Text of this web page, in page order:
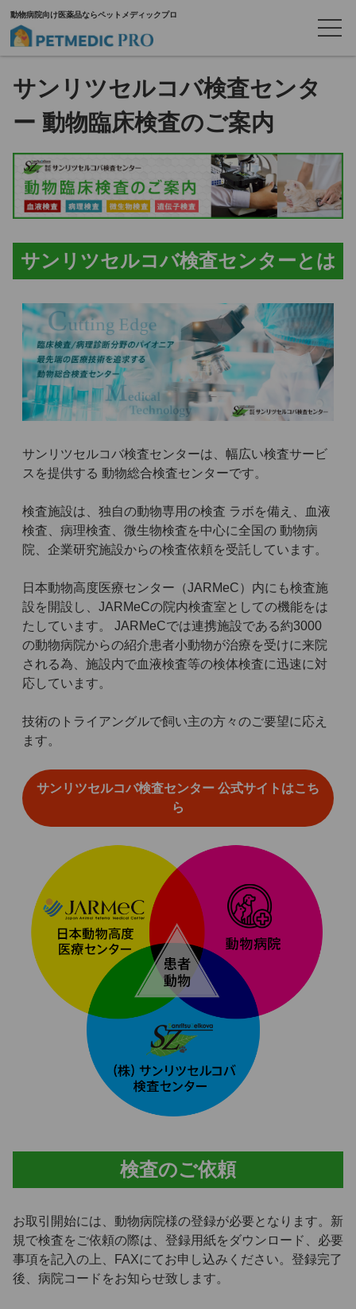
動物病院向け医薬品ならペットメディックプロ
サンリツセルコバ検査センタ
ー 動物臨床検査のご案内
サンリツセルコバ検査センターとは
サンリツセルコバ検査センターは、幅広い検査サービ
スを提供する 動物総合検査センターです。
検査施設は、独自の動物専用の検査 ラボを備え、血液
検査、病理検査、微生物検査を中心に全国の 動物病
院、企業研究施設からの検査依頼を受託しています。
日本動物高度医療センター（JARMeC）内にも検査施
設を開設し、JARMeCの院内検査室としての機能をは
たしています。 JARMeCでは連携施設である約3000
の動物病院からの紹介患者小動物が治療を受けに来院
される為、施設内で血液検査等の検体検査に迅速に対
応しています。
技術のトライアングルで飼い主の方々のご要望に応え
ます。
サンリツセルコバ検査センター 公式サイトはこち
ら
検査のご依頼
お取引開始には、動物病院様の登録が必要となります。新
規で検査をご依頼の際は、登録用紙をダウンロード、必要
事項を記入の上、FAXにてお申し込みください。登録完了
後、病院コードをお知らせ致します。